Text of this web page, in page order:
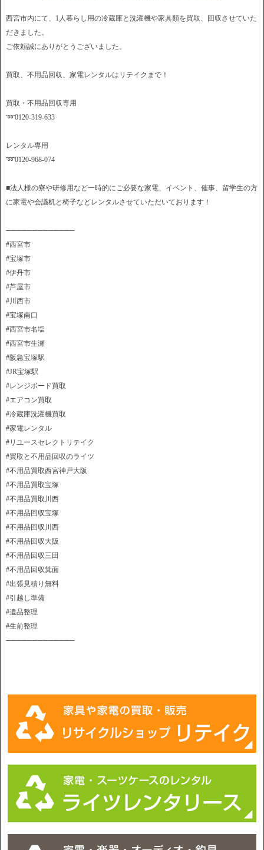
西宮市内にて、1人暮らし用の冷蔵庫と洗濯機や家具類を買取、回収させていた
だきました。
ご依頼誠にありがとうございました。
買取、不用品回収、家電レンタルはリテイクまで！
買取・不用品回収専用
➿0120-319-633
レンタル専用
➿0120-968-074
■法人様の寮や研修用など一時的にご必要な家電、イベント、催事、留学生の方
に家電や会議机と椅子などレンタルさせていただいております！
─────────────
#西宮市
#宝塚市
#伊丹市
#芦屋市
#川西市
#宝塚南口
#西宮市名塩
#西宮市生瀬
#阪急宝塚駅
#JR宝塚駅
#レンジボード買取
#エアコン買取
#冷蔵庫洗濯機買取
#家電レンタル
#リユースセレクトリテイク
#買取と不用品回収のライツ
#不用品買取西宮神戸大阪
#不用品買取宝塚
#不用品買取川西
#不用品回収宝塚
#不用品回収川西
#不用品回収大阪
#不用品回収三田
#不用品回収箕面
#出張見積り無料
#引越し準備
#遺品整理
#生前整理
─────────────